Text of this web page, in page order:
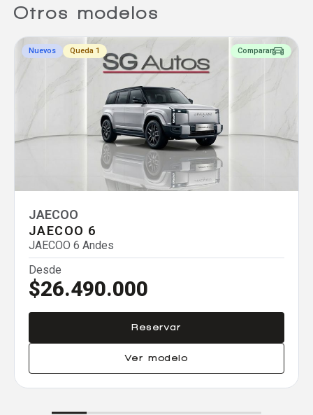
Otros modelos
Nuevos Queda 1 Comparar
JAECOO
JAECOO 6
JAECOO 6 Andes
Desde
$26.490.000
Reservar
Ver modelo
Comparador
Agregar un vehículo
Agregar un vehículo
Comparar